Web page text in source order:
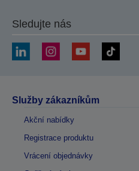
Sledujte nás
Služby zákazníkům
Akční nabídky
Registrace produktu
Vrácení objednávky